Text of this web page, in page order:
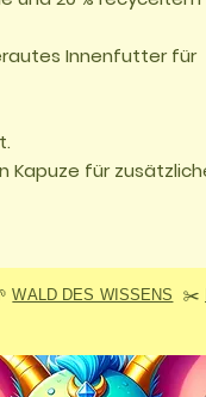
WALD DES WISSENS ✂️